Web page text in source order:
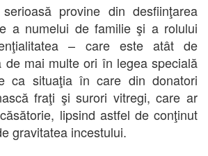
provine din desfiinţarea
a numelui de familie şi a rolului
– care este atât de
de mai multe ori în legea specială
ca situaţia în care din donatori
fraţi şi surori vitregi, care ar
lipsind astfel de conţinut
gravitatea incestului.